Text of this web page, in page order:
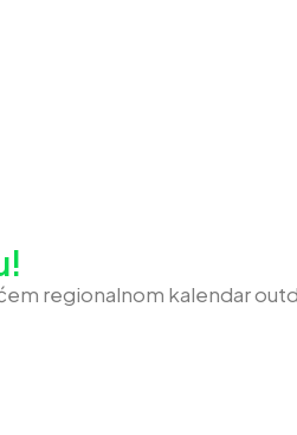
regionalnom kalendar